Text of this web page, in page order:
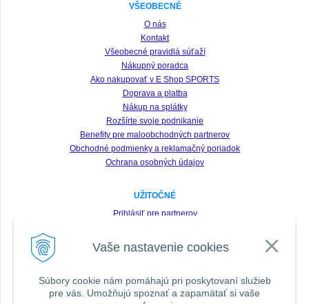
Vaše nastavenie cookies
Súbory cookie nám pomáhajú pri poskytovaní služieb
pre vás. Umožňujú spoznať a zapamätať si vaše
VŠEOBECNÉ
O nás
Kontakt
Všeobecné pravidlá súťaží
Nákupný poradca
Ako nakupovať v E Shop SPORTS
Doprava a platba
Nákup na splátky
Rozšírte svoje podnikanie
Benefity pre maloobchodných partnerov
Obchodné podmienky a reklamačný poriadok
Ochrana osobných údajov
UŽITOČNÉ
Prihlásiť pre partnerov
Zabudnuté heslo
SLEDUJTE NÁS VŠADE